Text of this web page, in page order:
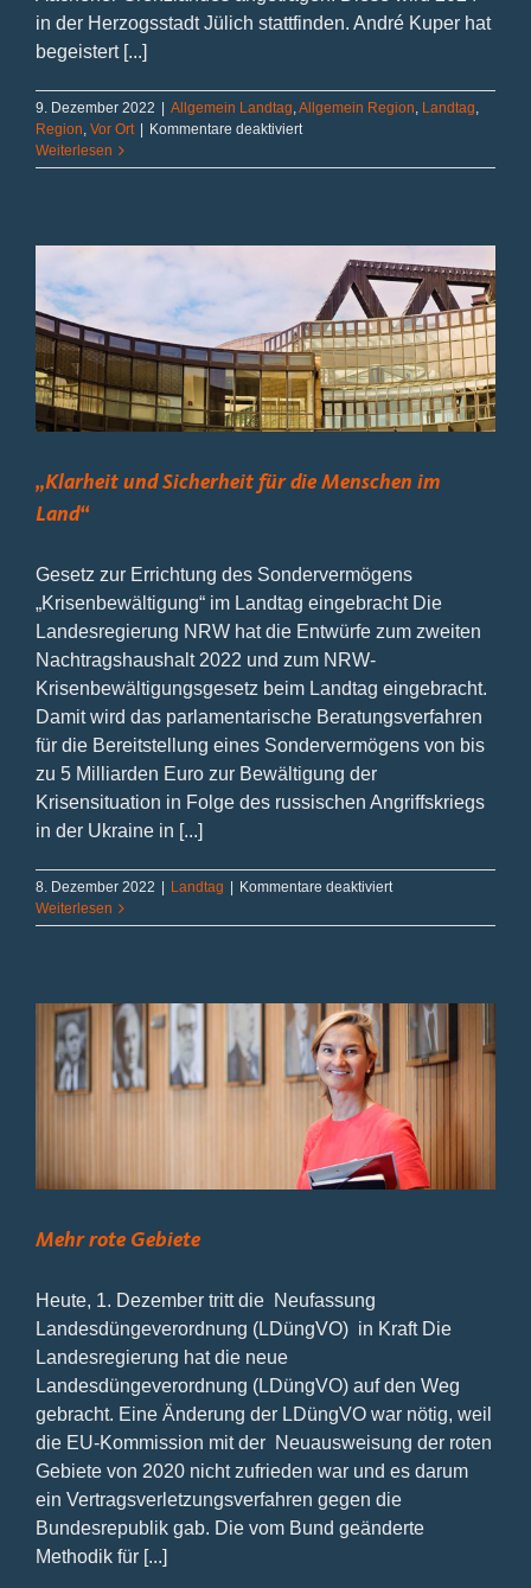
in der Herzogsstadt Jülich stattfinden. André Kuper hat
begeistert [...]
9. Dezember 2022 | Allgemein Landtag Allgemein Region Landtag
Region Vor Ort | Kommentare deaktiviertfür
19.
Weiterlesen
„Klarheit und Sicherheit für die Menschen im
Land“
Gesetz zur Errichtung des Sondervermögens
„Krisenbewältigung“ im Landtag eingebracht Die
Landesregierung NRW hat die Entwürfe zum zweiten
Nachtragshaushalt 2022 und zum NRW-
Krisenbewältigungsgesetz beim Landtag eingebracht.
Damit wird das parlamentarische Beratungsverfahren
für die Bereitstellung eines Sondervermögens von bis
zu 5 Milliarden Euro zur Bewältigung der
Krisensituation in Folge des russischen Angriffskriegs
in der Ukraine in [...]
8. Dezember 2022 | Landtag | Kommentare deaktiviertfür
und
Menschen
Land“
Weiterlesen
Mehr rote Gebiete
Heute, 1. Dezember tritt die Neufassung
Landesdüngeverordnung (LDüngVO) in Kraft Die
Landesregierung hat die neue
Landesdüngeverordnung (LDüngVO) auf den Weg
gebracht. Eine Änderung der LDüngVO war nötig, weil
die EU-Kommission mit der Neuausweisung der roten
Gebiete von 2020 nicht zufrieden war und es darum
ein Vertragsverletzungsverfahren gegen die
Bundesrepublik gab. Die vom Bund geänderte
Methodik für [...]